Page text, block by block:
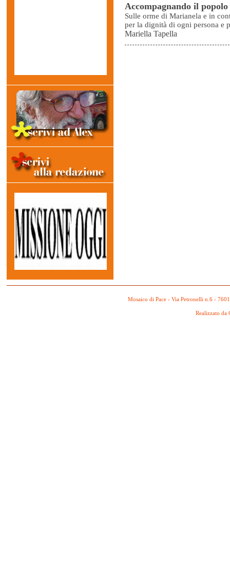
Accompagnando il popolo
Sulle orme di Marianela e in
per la dignità di ogni persona e
Mariella Tapella
Mosaico di Pace - Via Petronelli n.6 -
Realizzato